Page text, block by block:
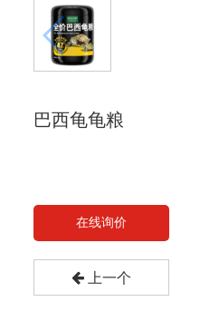
巴西龟龟粮
在线询价
上一个